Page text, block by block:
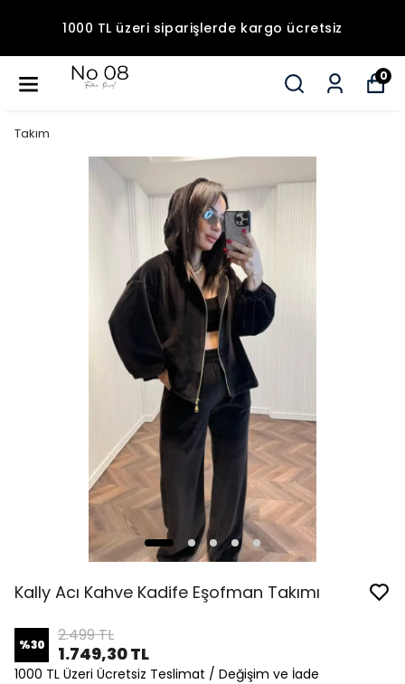
1000 TL üzeri siparişlerde kargo ücretsiz
0
Takım
Kally Acı Kahve Kadife Eşofman Takımı
%30 2.499 TL
1.749,30 TL
1000 TL Üzeri Ücretsiz Teslimat / Değişim ve İade